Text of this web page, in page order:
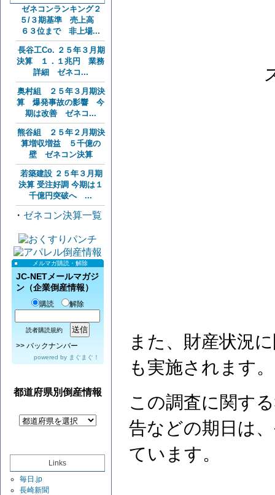
ゼネコンランキング２
５/３期基準 売上高
６３位まで 非上場...
長谷工Co. ２５年３月期
決算 １．１兆円 業務
詳細 ゼネコ...
奥村組 ２５年３月期決
算 爆発事故の影響 今
期は改善 ゼネコ...
熊谷組 ２５年２月期決
算増収増益 ５千億の
壁 ゼネコン決算
若築建設 ２５年３月期
決算 受注好調 今期は１
千億円突破へ ...
・ ゼネコン決算一覧
メルマガ購読・解除
JC-NETメールマガジ
ン（企業倒産情報）
購読 解除
読者購読規約
>> バックナンバー
powered by まぐまぐ！
都道府県別倒産情報
Links
毎日.jp
長崎新聞
また、財産状況
も実施されます
この調査に関す
告などの期日は
ています。